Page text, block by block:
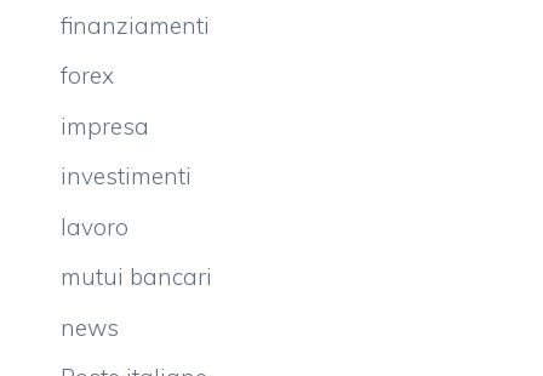
finanziamenti
forex
impresa
investimenti
lavoro
mutui bancari
news